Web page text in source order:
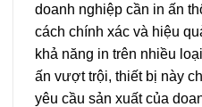
doanh nghiệp cần in ấn
cách chính xác và hiệu
khả năng in trên nhiều
ấn vượt trội, thiết bị này
yêu cầu sản xuất của